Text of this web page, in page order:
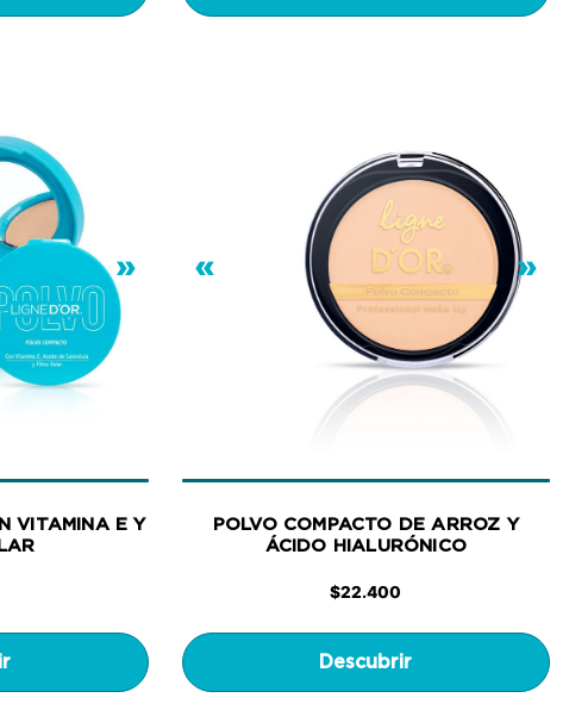
»
VITAMINA E Y
« »
POLVO COMPACTO DE ARROZ Y
ÁCIDO HIALURÓNICO
$22.400
Descubrir